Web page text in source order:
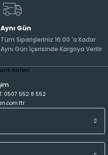
Aynı Gün
Tüm Siparişleriniz 16:00 'a Kadar
Aynı Gün İçerisinde Kargoya Verilir
T: 0507 552 8 552